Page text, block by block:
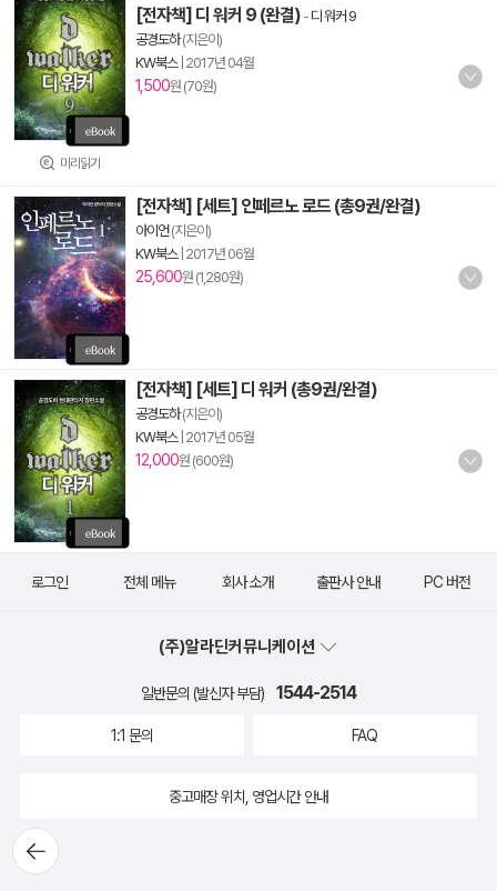
미리읽기
[전자책] 디 워커 9 (완결) - 디 워커 9
공경도하(지은이)
KW북스| 2017년 04월
1,500원 (70원)
[전자책] [세트] 인페르노 로드 (총9권/완결)
아이언(지은이)
KW북스| 2017년 06월
25,600원 (1,280원)
[전자책] [세트] 디 워커 (총9권/완결)
공경도하(지은이)
KW북스| 2017년 05월
12,000원 (600원)
뒤로가
기
로그인 전체 메뉴 회사 소개 출판사 안내 PC 버전
(주)알라딘커뮤니케이션
일반문의 (발신자 부담) 1544-2514
1:1 문의 FAQ
중고매장 위치, 영업시간 안내